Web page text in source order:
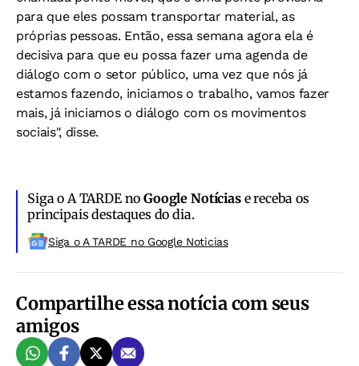
para que eles possam transportar material, as
próprias pessoas. Então, essa semana agora ela é
decisiva para que eu possa fazer uma agenda de
diálogo com o setor público, uma vez que nós já
estamos fazendo, iniciamos o trabalho, vamos fazer
mais, já iniciamos o diálogo com os movimentos
sociais", disse.
Siga o A TARDE noGoogle Notíciase receba os
principais destaques do dia.
Siga o A TARDE no Google Noticias
Compartilhe essa notícia com seus
amigos